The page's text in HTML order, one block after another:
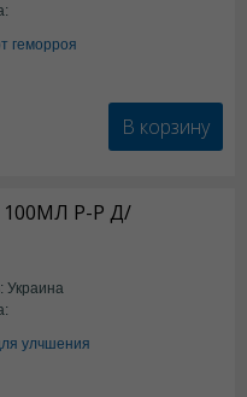
геморроя
В корзину
Р-Р Д/
Украина
улчшения